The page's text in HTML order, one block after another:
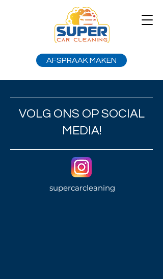
AFSPRAAK MAKEN
VOLG ONS OP SOCIAL
MEDIA!
supercarcleaning